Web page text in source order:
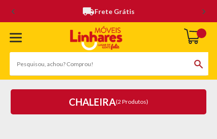
Frete Grátis
CHALEIRA(2 Produtos)